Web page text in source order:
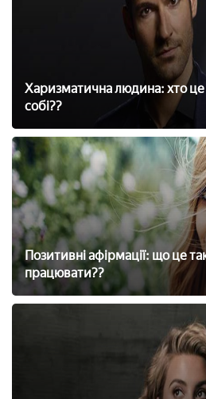
Харизматична людина: хто це
собі??
Позитивні афірмації: що це
працювати??